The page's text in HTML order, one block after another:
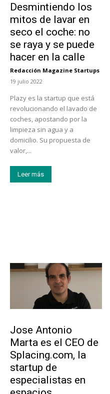
Desmintiendo los
mitos de lavar en
seco el coche: no
se raya y se puede
hacer en la calle
Redacción Magazine Startups
-
19 julio 2022
Plazy es la startup que está
revolucionando el lavado de
coches, apostando por la
limpieza sin agua y a
domicilio. Su propuesta de
valor,...
Leer más
Jose Antonio
Marta es el CEO de
Splacing.com, la
startup de
especialistas en